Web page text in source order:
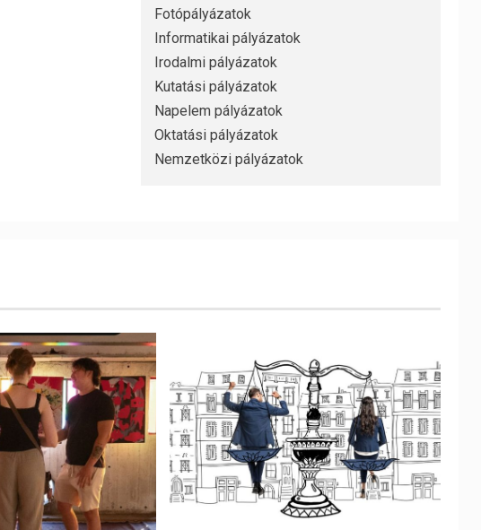
Fotópályázatok
Informatikai pályázatok
Irodalmi pályázatok
Kutatási pályázatok
Napelem pályázatok
Oktatási pályázatok
Nemzetközi pályázatok